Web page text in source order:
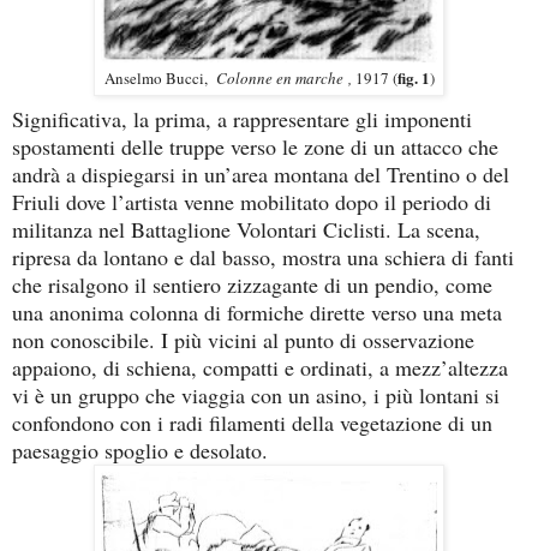
Anselmo Bucci, Colonne en marche , 1917 (fig. 1)
Significativa, la prima, a rappresentare gli imponenti
spostamenti delle truppe verso le zone di un attacco che
andrà a dispiegarsi in un’area montana del Trentino o del
Friuli dove l’artista venne mobilitato dopo il periodo di
militanza nel Battaglione Volontari Ciclisti. La scena,
ripresa da lontano e dal basso, mostra una schiera di fanti
che risalgono il sentiero zizzagante di un pendio, come
una anonima colonna di formiche dirette verso una meta
non conoscibile. I più vicini al punto di osservazione
appaiono, di schiena, compatti e ordinati, a mezz’altezza
vi è un gruppo che viaggia con un asino, i più lontani si
confondono con i radi filamenti della vegetazione di un
paesaggio spoglio e desolato.